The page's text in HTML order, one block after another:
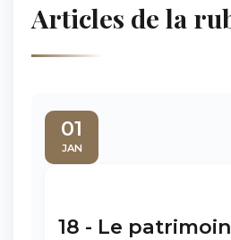
Articles de la
01
JAN
18 - Le